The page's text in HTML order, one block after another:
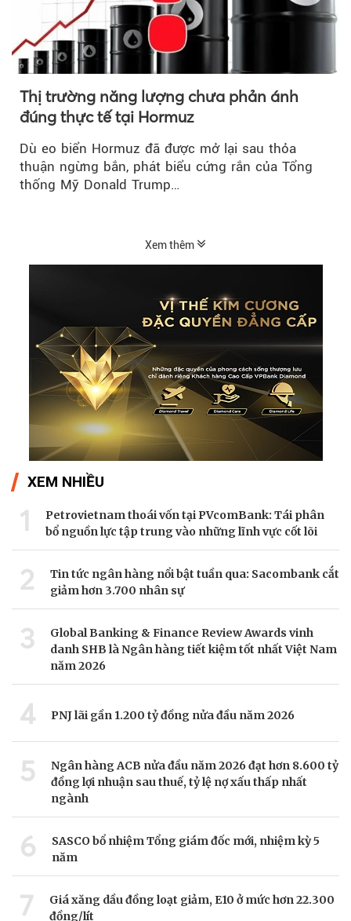
Thị trường năng lượng chưa phản ánh
đúng thực tế tại Hormuz
Dù eo biển Hormuz đã được mở lại sau thỏa
thuận ngừng bắn, phát biểu cứng rắn của Tổng
thống Mỹ Donald Trump…
Xem thêm
XEM NHIỀU
1
Petrovietnam thoái vốn tại PVcomBank: Tái phân
bổ nguồn lực tập trung vào những lĩnh vực cốt lõi
2
Tin tức ngân hàng nổi bật tuần qua: Sacombank cắt
giảm hơn 3.700 nhân sự
3
Global Banking & Finance Review Awards vinh
danh SHB là Ngân hàng tiết kiệm tốt nhất Việt Nam
năm 2026
4 PNJ lãi gần 1.200 tỷ đồng nửa đầu năm 2026
5
Ngân hàng ACB nửa đầu năm 2026 đạt hơn 8.600 tỷ
đồng lợi nhuận sau thuế, tỷ lệ nợ xấu thấp nhất
ngành
6
SASCO bổ nhiệm Tổng giám đốc mới, nhiệm kỳ 5
năm
7
Giá xăng dầu đồng loạt giảm, E10 ở mức hơn 22.300
đồng/lít